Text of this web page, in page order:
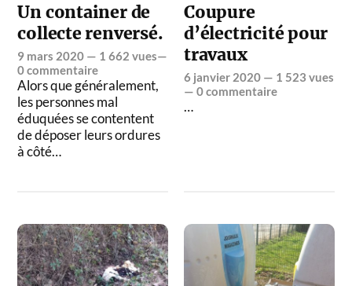
Un container de
collecte renversé.
9 mars 2020 — 1 662 vues—
0 commentaire
Alors que généralement,
les personnes mal
éduquées se contentent
de déposer leurs ordures
à côté…
Coupure
d’électricité pour
travaux
6 janvier 2020 — 1 523 vues
—0 commentaire
…